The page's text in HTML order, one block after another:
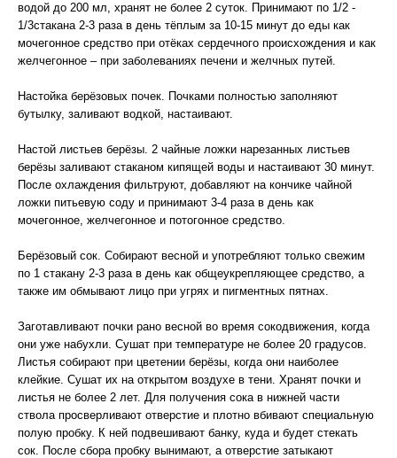
водой до 200 мл, хранят не более 2 суток. Принимают по 1/2 -
1/3стакана 2-3 раза в день тёплым за 10-15 минут до еды как
мочегонное средство при отёках сердечного происхождения и как
желчегонное – при заболеваниях печени и желчных путей.
Настойка берёзовых почек. Почками полностью заполняют
бутылку, заливают водкой, настаивают.
Настой листьев берёзы. 2 чайные ложки нарезанных листьев
берёзы заливают стаканом кипящей воды и настаивают 30 минут.
После охлаждения фильтруют, добавляют на кончике чайной
ложки питьевую соду и принимают 3-4 раза в день как
мочегонное, желчегонное и потогонное средство.
Берёзовый сок. Собирают весной и употребляют только свежим
по 1 стакану 2-3 раза в день как общеукрепляющее средство, а
также им обмывают лицо при угрях и пигментных пятнах.
Заготавливают почки рано весной во время сокодвижения, когда
они уже набухли. Сушат при температуре не более 20 градусов.
Листья собирают при цветении берёзы, когда они наиболее
клейкие. Сушат их на открытом воздухе в тени. Хранят почки и
листья не более 2 лет. Для получения сока в нижней части
ствола просверливают отверстие и плотно вбивают специальную
полую пробку. К ней подвешивают банку, куда и будет стекать
сок. После сбора пробку вынимают, а отверстие затыкают